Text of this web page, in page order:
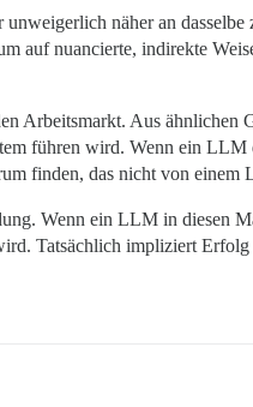
näher an
auf nuancierte, indirekte
Arbeitsmarkt. Aus ähnlichen
führen wird. Wenn ein
finden, das nicht von
Wenn ein LLM in
Tatsächlich impliziert Erfolg